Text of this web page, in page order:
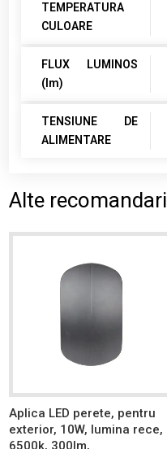
TEMPERATURA
CULOARE
FLUX LUMINOS
(lm)
TENSIUNE DE
ALIMENTARE
Alte recomandari
Aplica LED perete, pentru
exterior, 10W, lumina rece,
6500k, 300lm,